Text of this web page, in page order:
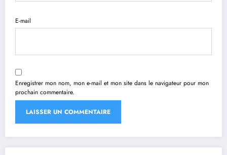
E-mail
Enregistrer mon nom, mon e-mail et mon site dans le navigateur pour mon
prochain commentaire.